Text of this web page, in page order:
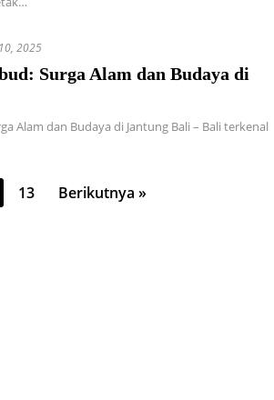
2025
Surga Alam dan Budaya di
Alam dan Budaya di Jantung Bali – Bali terkenal
13 Berikutnya »